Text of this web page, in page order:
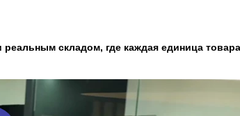
складом, где каждая единица